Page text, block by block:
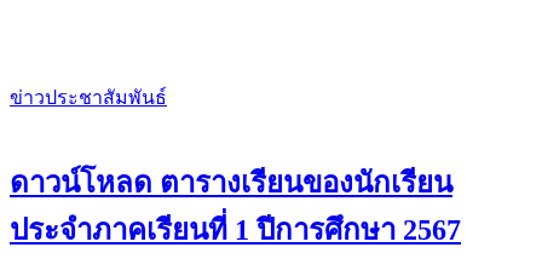
ข่าวประชาสัมพันธ์
ดาวน์โหลด ตารางเรียนของนักเรียน
ประจำภาคเรียนที่ 1 ปีการศึกษา 2567